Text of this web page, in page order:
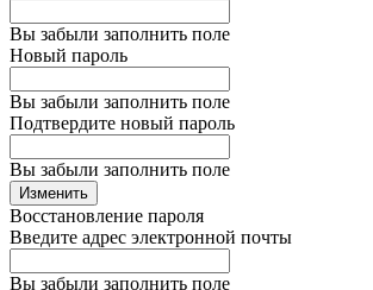
Вы забыли заполнить поле
Новый пароль
Вы забыли заполнить поле
Подтвердите новый пароль
Вы забыли заполнить поле
Изменить
Восстановление пароля
Введите адрес электронной почты
Вы забыли заполнить поле